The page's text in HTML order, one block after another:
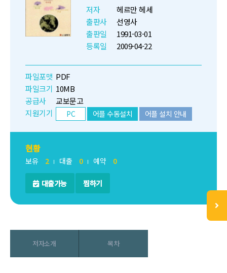
저자
헤르만 헤세
출판사
선영사
출판일
1991-03-01
등록일
2009-04-22
파일포맷 PDF
파일크기 10MB
공급사
교보문고
지원기기
PC 어플 수동설치 어플 설치 안내
현황
보유 2 대출 0 예약 0
대출가능 찜하기
저자소개 목차